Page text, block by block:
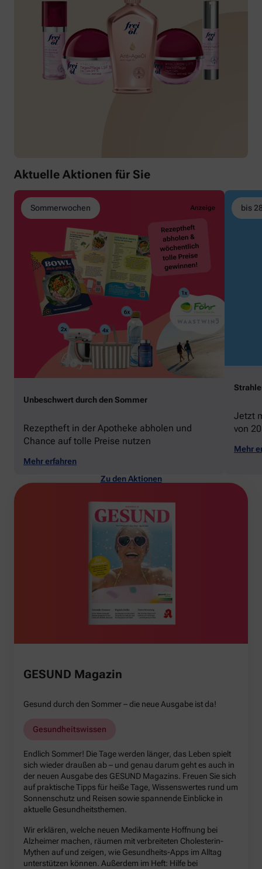
Aktuelle Aktionen für Sie
Sommerwochen
Unbeschwert durch den Sommer
Rezeptheft in der Apotheke abholen und
Chance auf tolle Preise nutzen
Mehr erfahren
bis
Jetzt
von
Mehr
Zu den Aktionen
GESUND Magazin
Gesund durch den Sommer – die neue Ausgabe ist da!
Gesundheitswissen
Endlich Sommer! Die Tage werden länger, das Leben spielt
sich wieder draußen ab – und genau darum geht es auch in
der neuen Ausgabe des GESUND Magazins. Freuen Sie sich
auf praktische Tipps für heiße Tage, Wissenswertes rund um
Sonnenschutz und Reisen sowie spannende Einblicke in
aktuelle Gesundheitsthemen.
Wir erklären, welche neuen Medikamente Hoffnung bei
Alzheimer machen, räumen mit verbreiteten Cholesterin-
Mythen auf und zeigen, wie Gesundheits-Apps im Alltag
unterstützen können. Außerdem im Heft: Hilfe bei